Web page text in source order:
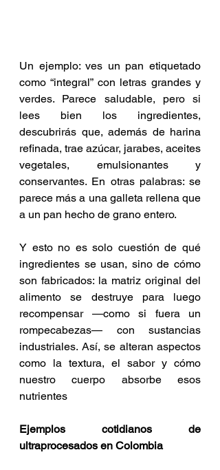
Un ejemplo: ves un pan etiquetado
como “integral” con letras grandes y
verdes. Parece saludable, pero si
lees bien los ingredientes,
descubrirás que, además de harina
refinada, trae azúcar, jarabes, aceites
vegetales, emulsionantes y
conservantes. En otras palabras: se
parece más a una galleta rellena que
a un pan hecho de grano entero.
Y esto no es solo cuestión de qué
ingredientes se usan, sino de cómo
son fabricados: la matriz original del
alimento se destruye para luego
recompensar —como si fuera un
rompecabezas— con sustancias
industriales. Así, se alteran aspectos
como la textura, el sabor y cómo
nuestro cuerpo absorbe esos
nutrientes
Ejemplos cotidianos de
ultraprocesados en Colombia